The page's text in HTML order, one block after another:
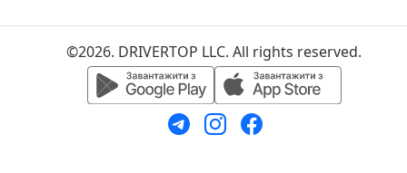
©2026. DRIVERTOP LLC. All rights reserved.